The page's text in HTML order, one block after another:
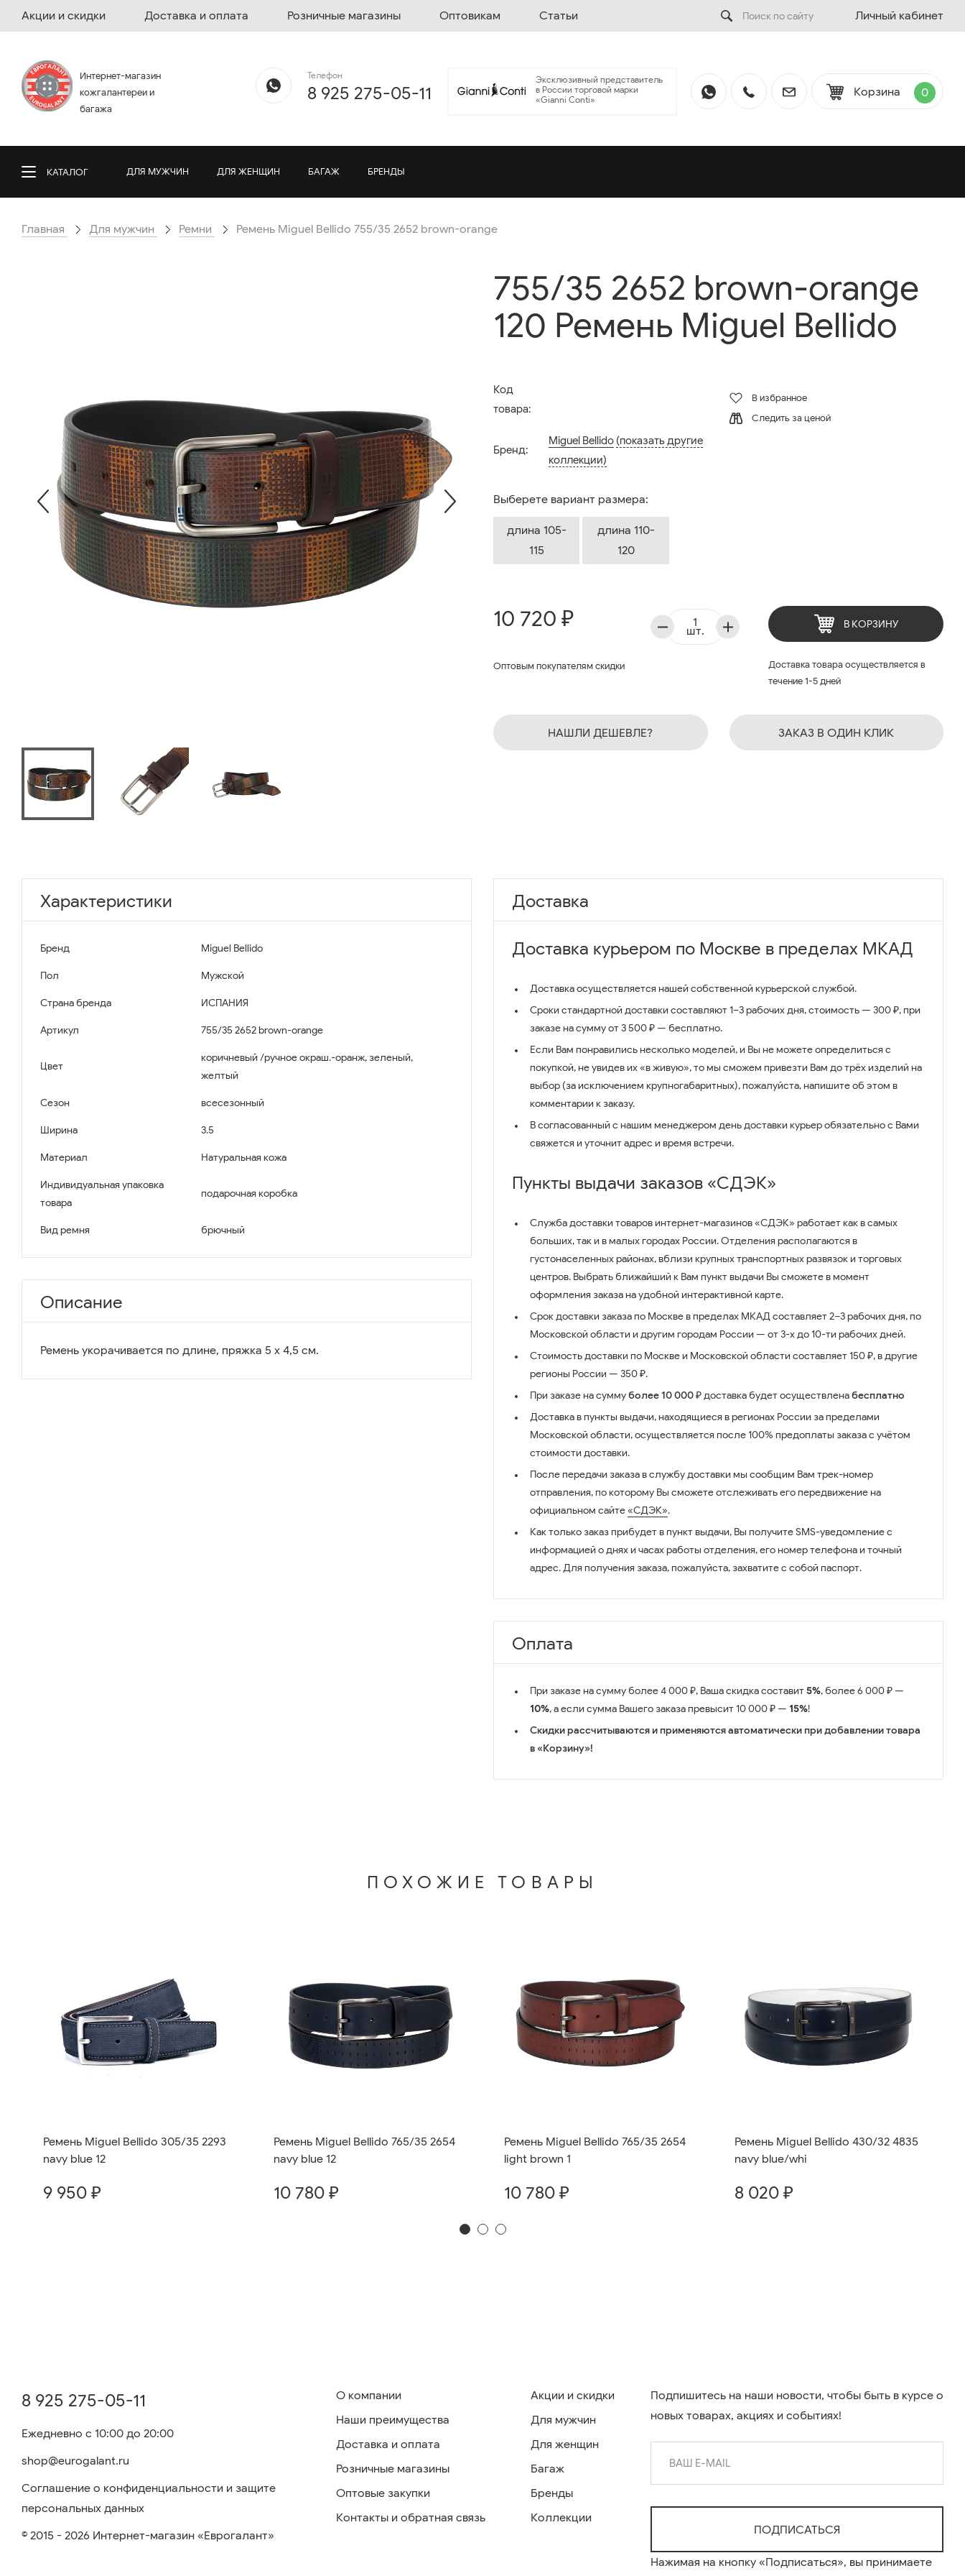
Акции и скидки Доставка и оплата Розничные магазины Оптовикам Статьи Личный кабинет
Интернет-магазин
кожгалантереи и
багажа
Телефон
8 925 275-05-11
Эксклюзивный представитель
в России торговой марки
«Gianni Conti»
Корзина 0
КАТАЛОГ ДЛЯ МУЖЧИН ДЛЯ ЖЕНЩИН БАГАЖ БРЕНДЫ
Главная Для мужчин Ремни Ремень Miguel Bellido 755/35 2652 brown-orange
755/35 2652 brown-orange
120 Ремень Miguel Bellido
Код
товара:
Бренд:
Miguel Bellido (показать другие
коллекции)
В избранное
Следить за ценой
Выберете вариант размера:
длина 105-
115
длина 110-
120
10 720 ₽
Оптовым покупателям скидки
шт. В КОРЗИНУ
Доставка товара осуществляется в
течение 1-5 дней
НАШЛИ ДЕШЕВЛЕ? ЗАКАЗ В ОДИН КЛИК
Характеристики
Бренд Miguel Bellido
Пол Мужской
Страна бренда ИСПАНИЯ
Артикул 755/35 2652 brown-orange
Цвет
коричневый /ручное окраш.-оранж, зеленый,
желтый
Сезон всесезонный
Ширина 3.5
Материал Натуральная кожа
Индивидуальная упаковка
товара
подарочная коробка
Вид ремня брючный
Описание
Ремень укорачивается по длине, пряжка 5 х 4,5 см.
Доставка
Доставка курьером по Москве в пределах МКАД
Доставка осуществляется нашей собственной курьерской службой.
Сроки стандартной доставки составляют 1–3 рабочих дня, стоимость — 300 ₽, при
заказе на сумму от 3 500 ₽ — бесплатно.
Если Вам понравились несколько моделей, и Вы не можете определиться с
покупкой, не увидев их «в живую», то мы сможем привезти Вам до трёх изделий на
выбор (за исключением крупногабаритных), пожалуйста, напишите об этом в
комментарии к заказу.
В согласованный с нашим менеджером день доставки курьер обязательно с Вами
свяжется и уточнит адрес и время встречи.
Пункты выдачи заказов «СДЭК»
Служба доставки товаров интернет-магазинов «СДЭК» работает как в самых
больших, так и в малых городах России. Отделения располагаются в
густонаселенных районах, вблизи крупных транспортных развязок и торговых
центров. Выбрать ближайший к Вам пункт выдачи Вы сможете в момент
оформления заказа на удобной интерактивной карте.
Срок доставки заказа по Москве в пределах МКАД составляет 2–3 рабочих дня, по
Московской области и другим городам России — от 3-х до 10-ти рабочих дней.
Стоимость доставки по Москве и Московской области составляет 150 ₽, в другие
регионы России — 350 ₽.
При заказе на суммуболее 10 000 ₽доставка будет осуществленабесплатно
Доставка в пункты выдачи, находящиеся в регионах России за пределами
Московской области, осуществляется после 100% предоплаты заказа с учётом
стоимости доставки.
После передачи заказа в службу доставки мы сообщим Вам трек-номер
отправления, по которому Вы сможете отслеживать его передвижение на
официальном сайте«СДЭК».
Как только заказ прибудет в пункт выдачи, Вы получите SMS-уведомление с
информацией о днях и часах работы отделения, его номер телефона и точный
адрес. Для получения заказа, пожалуйста, захватите с собой паспорт.
Оплата
При заказе на сумму более 4 000 ₽, Ваша скидка составит5%, более 6 000 ₽ —
10%, а если сумма Вашего заказа превысит 10 000 ₽ — 15%!
Скидки рассчитываются и применяются автоматически при добавлении товара
в «Корзину»!
ПОХОЖИЕ ТОВАРЫ
Ремень Miguel Bellido 305/35 2293
navy blue 12
9 950 ₽
Ремень Miguel Bellido 765/35 2654
navy blue 12
10 780 ₽
Ремень Miguel Bellido 765/35 2654
light brown 1
10 780 ₽
Ремень Miguel Bellido 430/32 4835
navy blue/whi
8 020 ₽
8 925 275-05-11
Ежедневно с 10:00 до 20:00
shop@eurogalant.ru
Соглашение о конфиденциальности и защите
персональных данных
© 2015 - 2026 Интернет-магазин «Еврогалант»
О компании
Наши преимущества
Доставка и оплата
Розничные магазины
Оптовые закупки
Контакты и обратная связь
Акции и скидки
Для мужчин
Для женщин
Багаж
Бренды
Коллекции
Подпишитесь на наши новости, чтобы быть в курсе о
новых товарах, акциях и событиях!
Нажимая на кнопку «Подписаться», вы принимаете